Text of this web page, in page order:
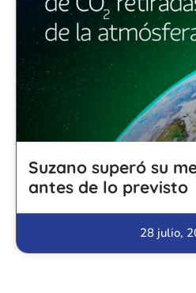
Suzano superó su
antes de lo previsto
28 julio,